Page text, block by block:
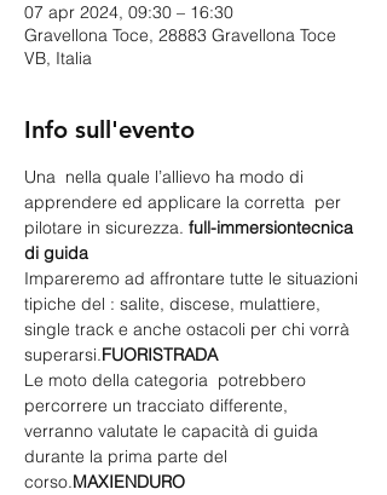
07 apr 2024, 09:30 – 16:30
Gravellona Toce, 28883 Gravellona Toce
VB, Italia
Info sull'evento
Una nella quale l’allievo ha modo di
apprendere ed applicare la corretta per
pilotare in sicurezza. full-immersiontecnica
di guida
Impareremo ad affrontare tutte le situazioni
tipiche del : salite, discese, mulattiere,
single track e anche ostacoli per chi vorrà
superarsi.FUORISTRADA
Le moto della categoria potrebbero
percorrere un tracciato differente,
verranno valutate le capacità di guida
durante la prima parte del
corso.MAXIENDURO